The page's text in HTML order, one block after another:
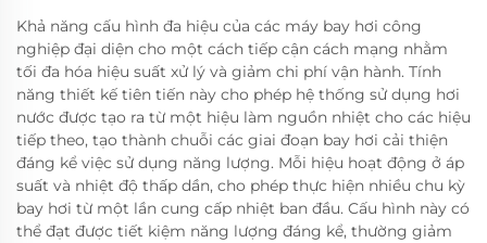
Khả năng cấu hình đa hiệu của các máy bay hơi công
nghiệp đại diện cho một cách tiếp cận cách mạng nhằm
tối đa hóa hiệu suất xử lý và giảm chi phí vận hành. Tính
năng thiết kế tiên tiến này cho phép hệ thống sử dụng hơi
nước được tạo ra từ một hiệu làm nguồn nhiệt cho các hiệu
tiếp theo, tạo thành chuỗi các giai đoạn bay hơi cải thiện
đáng kể việc sử dụng năng lượng. Mỗi hiệu hoạt động ở áp
suất và nhiệt độ thấp dần, cho phép thực hiện nhiều chu kỳ
bay hơi từ một lần cung cấp nhiệt ban đầu. Cấu hình này có
thể đạt được tiết kiệm năng lượng đáng kể, thường giảm